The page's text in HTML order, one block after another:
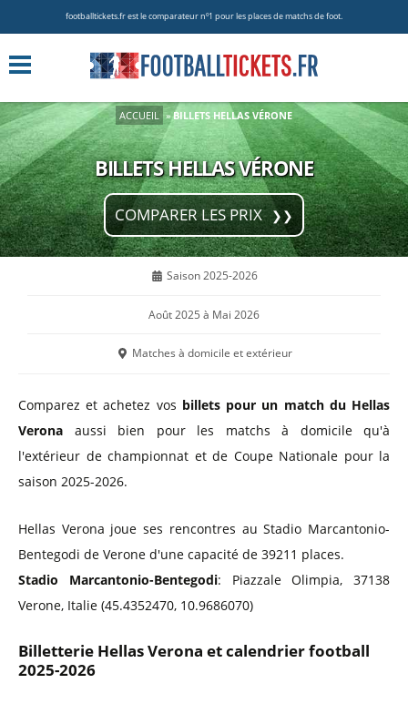
footballtickets.fr est le comparateur nº1 pour les places de matchs de foot.
ACCUEIL »BILLETS HELLAS VÉRONE
BILLETS HELLAS VÉRONE
COMPARER LES PRIX
Saison 2025-2026
Août 2025 à Mai 2026
Matches à domicile et extérieur
Comparez et achetez vos billets pour un match du Hellas
Verona aussi bien pour les matchs à domicile qu'à
l'extérieur de championnat et de Coupe Nationale pour la
saison 2025-2026.
Hellas Verona joue ses rencontres au Stadio Marcantonio-
Bentegodi de Verone d'une capacité de 39211 places.
Stadio Marcantonio-Bentegodi: Piazzale Olimpia, 37138
Verone, Italie (45.4352470, 10.9686070)
Billetterie Hellas Verona et calendrier football
2025-2026